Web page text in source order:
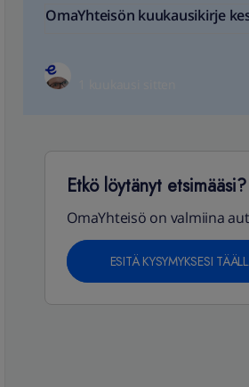
OmaYhteisön kuukausikirje
Etkö löytänyt etsimääsi?
OmaYhteisö on valmiina
ESITÄ KYSYMYKSESI